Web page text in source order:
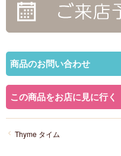
商品のお問い合わせ
この商品をお店に見に行く
Thyme タイム